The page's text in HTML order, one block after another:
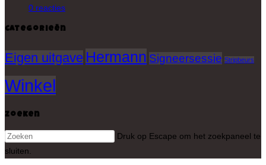
0 reacties
Categorieën
Eigen uitgave Hermann Signeersessie Stripbeurs
Winkel
Zoeken
Druk op Escape om het zoekpaneel te
sluiten.